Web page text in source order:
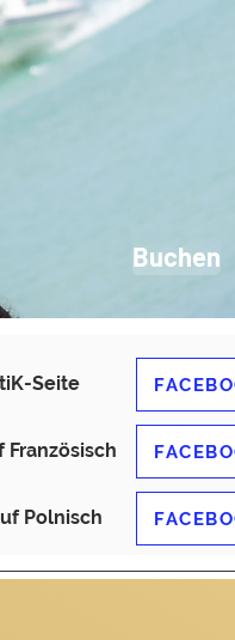
Buchen
Seite
Französisch
Polnisch